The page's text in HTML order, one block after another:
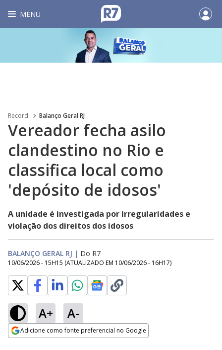
MENU
Record Balanço Geral RJ
Vereador fecha asilo
clandestino no Rio e
classifica local como
'depósito de idosos'
A unidade é investigada por irregularidades e
violação dos direitos dos idosos
BALANÇO GERAL RJ | Do R7
10/06/2026 - 15H15 (ATUALIZADO EM 10/06/2026 - 16H17)
A+ A-
Adicione como fonte preferencial no Google
Ativar
Loaded
27.19%